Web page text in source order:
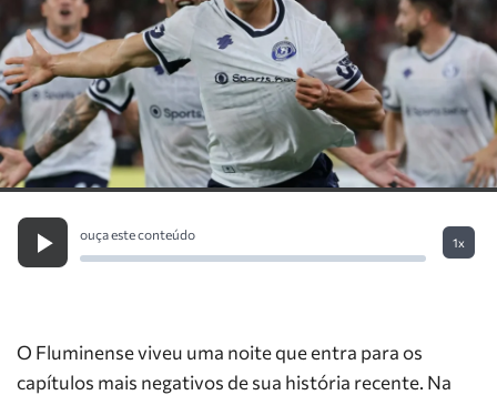
ouça este conteúdo
1x
O Fluminense viveu uma noite que entra para os
capítulos mais negativos de sua história recente. Na